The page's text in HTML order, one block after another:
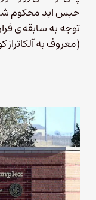
حبس ابد محکوم شد.
توجه به سابقه‌ی
(معروف به